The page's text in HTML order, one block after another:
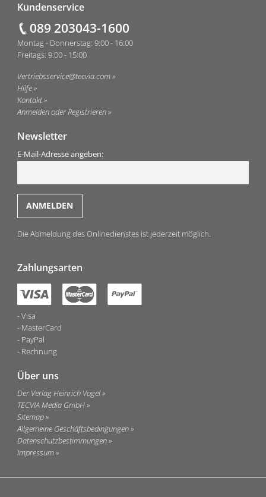
Kundenservice
089 203043-1600
Montag - Donnerstag: 9:00 - 16:00
Freitags: 9:00 - 15:00
Vertriebsservice@tecvia.com
Hilfe
Kontakt
Anmelden oder Registrieren
Newsletter
E-Mail-Adresse angeben:
Die Abmeldung des Onlinedienstes ist jederzeit möglich.
Zahlungsarten
Visa
MasterCard
PayPal
Rechnung
Über uns
Der Verlag Heinrich Vogel
TECVIA Media GmbH
Sitemap
Allgemeine Geschäftsbedingungen
Datenschutzbestimmungen
Impressum